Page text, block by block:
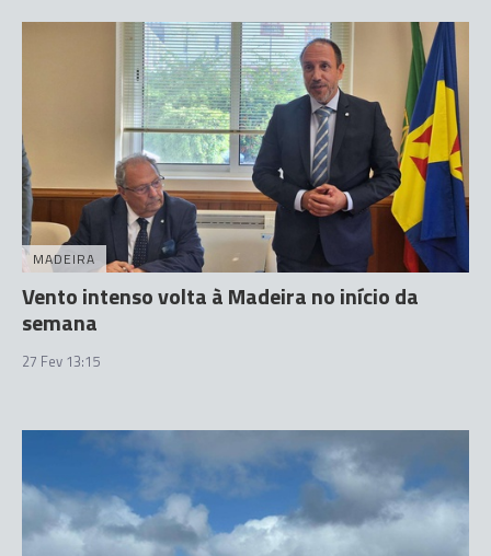
MADEIRA
Vento intenso volta à Madeira no início da
semana
27 Fev 13:15